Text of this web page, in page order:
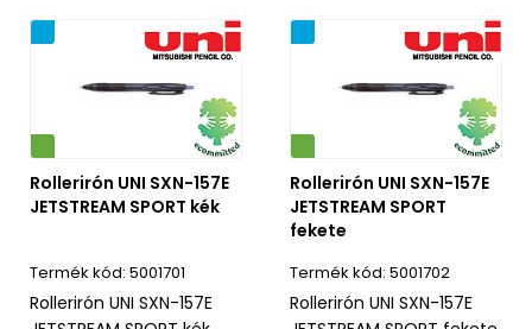
Rollerirón UNI SXN-157E
JETSTREAM SPORT kék
5001701
Rollerirón UNI SXN-157E
Újdonság
Környezetbarát
Rollerirón UNI SXN-157E
JETSTREAM SPORT
fekete
5001702
Rollerirón UNI SXN-157E